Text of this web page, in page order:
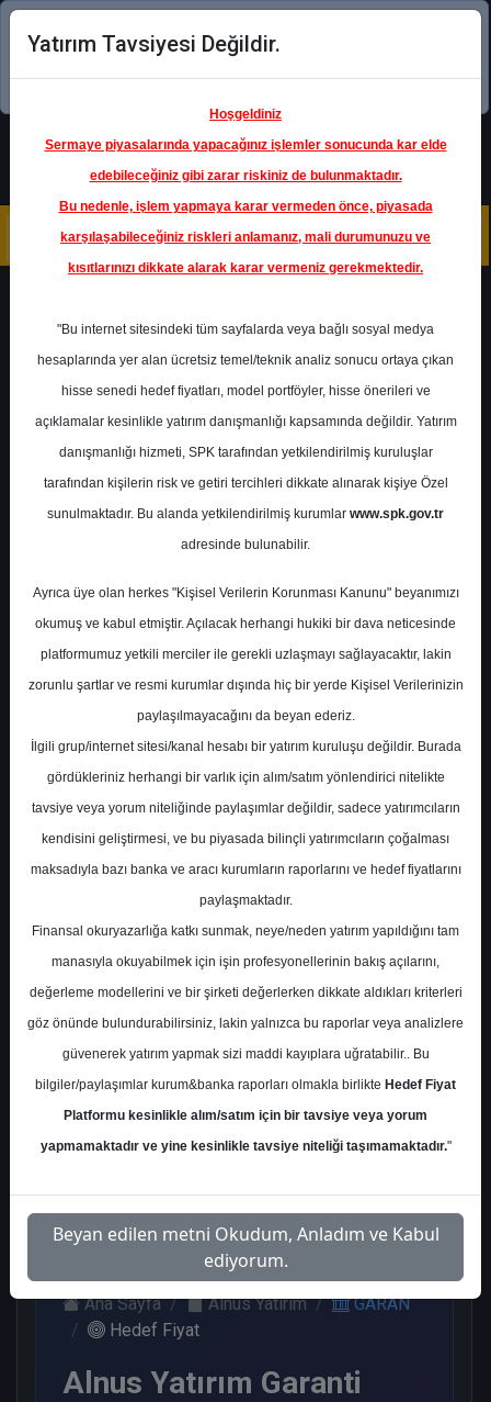
Şimdi uygulamayı indirin!
GARAN - TÜRKİYE GARANTİ
BANKASI A.Ş.
Hedef Fiyat 177.00 ₺
Getiri
%0.00
1 2
En Yüksek Tahmin
Ortalama Fiyat Tahmini
Ortalama Getiri Potansiyeli
Kurum Sayısı
21
11 1
Üstü
Get.
7
Yok
1 1
Çarşamba, 31 Temmuz 2024
Ana Sayfa Alnus Yatırım
GARAN
Hedef Fiyat
Alnus Yatırım Garanti
Yatırım Tavsiyesi Değildir.
Hoşgeldiniz
Sermaye piyasalarında yapacağınız işlemler sonucunda kar elde
edebileceğiniz gibi zarar riskiniz de bulunmaktadır.
Bu nedenle, işlem yapmaya karar vermeden önce, piyasada
karşılaşabileceğiniz riskleri anlamanız, mali durumunuzu ve
kısıtlarınızı dikkate alarak karar vermeniz gerekmektedir.
"Bu internet sitesindeki tüm sayfalarda veya bağlı sosyal medya
hesaplarında yer alan ücretsiz temel/teknik analiz sonucu ortaya çıkan
hisse senedi hedef fiyatları, model portföyler, hisse önerileri ve
açıklamalar kesinlikle yatırım danışmanlığı kapsamında değildir. Yatırım
danışmanlığı hizmeti, SPK tarafından yetkilendirilmiş kuruluşlar
tarafından kişilerin risk ve getiri tercihleri dikkate alınarak kişiye Özel
sunulmaktadır. Bu alanda yetkilendirilmiş kurumlar www.spk.gov.tr
adresinde bulunabilir.
Ayrıca üye olan herkes "Kişisel Verilerin Korunması Kanunu" beyanımızı
okumuş ve kabul etmiştir. Açılacak herhangi hukiki bir dava neticesinde
platformumuz yetkili merciler ile gerekli uzlaşmayı sağlayacaktır, lakin
zorunlu şartlar ve resmi kurumlar dışında hiç bir yerde Kişisel Verilerinizin
paylaşılmayacağını da beyan ederiz.
İlgili grup/internet sitesi/kanal hesabı bir yatırım kuruluşu değildir. Burada
gördükleriniz herhangi bir varlık için alım/satım yönlendirici nitelikte
tavsiye veya yorum niteliğinde paylaşımlar değildir, sadece yatırımcıların
kendisini geliştirmesi, ve bu piyasada bilinçli yatırımcıların çoğalması
maksadıyla bazı banka ve aracı kurumların raporlarını ve hedef fiyatlarını
paylaşmaktadır.
Finansal okuryazarlığa katkı sunmak, neye/neden yatırım yapıldığını tam
manasıyla okuyabilmek için işin profesyonellerinin bakış açılarını,
değerleme modellerini ve bir şirketi değerlerken dikkate aldıkları kriterleri
göz önünde bulundurabilirsiniz, lakin yalnızca bu raporlar veya analizlere
güvenerek yatırım yapmak sizi maddi kayıplara uğratabilir.. Bu
bilgiler/paylaşımlar kurum&banka raporları olmakla birlikte Hedef Fiyat
Platformu kesinlikle alım/satım için bir tavsiye veya yorum
yapmamaktadır ve yine kesinlikle tavsiye niteliği taşımamaktadır."
Beyan edilen metni Okudum, Anladım ve Kabul
ediyorum.